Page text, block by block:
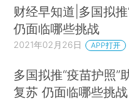
财经早知道|多国拟
仍面临哪些挑战
2021年02月26日 APP打开
多国拟推“疫苗护照”
复苏 仍面临哪些挑战